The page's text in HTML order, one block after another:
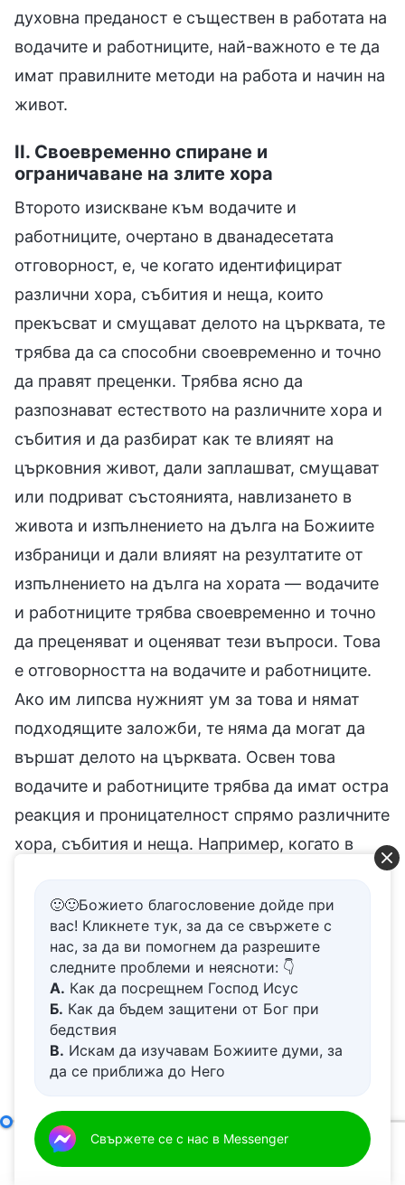
духовна преданост е съществен в работата на
водачите и работниците, най-важното е те да
имат правилните методи на работа и начин на
живот.
II. Своевременно спиране и
ограничаване на злите хора
Второто изискване към водачите и
работниците, очертано в дванадесетата
отговорност, е, че когато идентифицират
различни хора, събития и неща, които
прекъсват и смущават делото на църквата, те
трябва да са способни своевременно и точно
да правят преценки. Трябва ясно да
разпознават естеството на различните хора и
събития и да разбират как те влияят на
църковния живот, дали заплашват, смущават
или подриват състоянията, навлизането в
живота и изпълнението на дълга на Божиите
избраници и дали влияят на резултатите от
изпълнението на дълга на хората — водачите
и работниците трябва своевременно и точно
да преценяват и оценяват тези въпроси. Това
е отговорността на водачите и работниците.
Ако им липсва нужният ум за това и нямат
подходящите заложби, те няма да могат да
вършат делото на църквата. Освен това
водачите и работниците трябва да имат остра
реакция и проницателност спрямо различните
хора, събития и неща. Например, когато в
различни прекъсвания и смущения, ти не
можеш да идентифицираш проблема и
смяташ, че е незначителен, което води до
това, че много хора са засегнати и не
изпълняват добре дълга си. Нима такъв водач
или работник не е безчувствен и сляп? (Да,
така е.) Това е проблем с водачите и
когато откриеш, че някой прекъсва и смущава
делото на църквата? Първо, трябва да
🙂🙂Божието благословение дойде при
вас! Кликнете тук, за да се свържете с
нас, за да ви помогнем да разрешите
следните проблеми и неясноти: 👇
А. Как да посрещнем Господ Исус
Б. Как да бъдем защитени от Бог при
бедствия
В. Искам да изучавам Божиите думи, за
да се приближа до Него
живот
Д.Имам молба за молитва
Свържете се с нас в Messenger